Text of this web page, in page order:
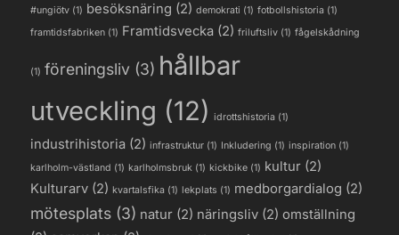
#ungiötv (1) besöksnäring (2) demokrati (1) fotbollshistoria (1)
framtidsfabriken (1) Framtidsvecka (2) friluftsliv (1) fågelskådning
(1) föreningsliv (3) hållbar
utveckling (12) idrottshistoria (1)
industrihistoria (2) infrastruktur (1) Inkludering (1) inspiration (1)
karlholm-västland (1) karlholmsbruk (1) kickbike (1) kultur (2)
Kulturarv (2) kvartalsfika (1) lekplats (1) medborgardialog (2)
mötesplats (3) natur (2) näringsliv (2) omställning